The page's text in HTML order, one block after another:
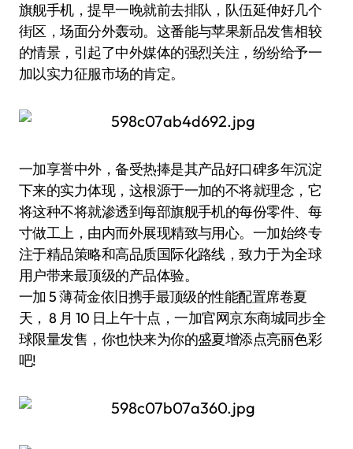
旗舰手机，提早一晚就前去排队，队伍延伸好几个
街区，场面分外轰动。这番能与苹果新品发售相较
的情景，引起了中外媒体的强烈关注，纷纷给予一
加以实力征服市场的肯定。
一加享誉中外，备受热捧是其产品好口碑多年沉淀
下来的实力体现，这根源于一加的不将就理念，它
将这种不将就渗透到每部旗舰手机的每份零件、每
寸做工上，由内而外展现精致与用心。一加始终专
注于精品策略和高品质国际化路线，致力于为全球
用户带来最顶级的产品体验。
一加 5 薄荷金依旧携手最顶级的性能配置席卷夏
天， 8 月 10 日上午十点，一加官网京东商城同步全
球限量发售，你也快来为你的盛夏增添点亮丽色彩
吧!